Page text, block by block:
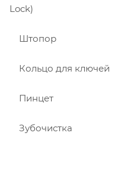
Lock)
Штопор
Кольцо для ключей
Пинцет
Зубочистка